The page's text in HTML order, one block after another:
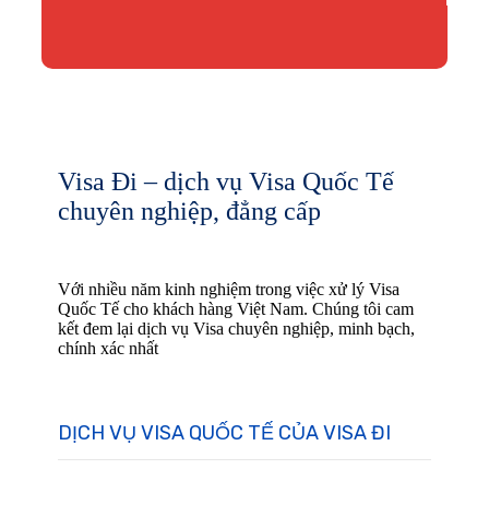
Visa Đi – dịch vụ Visa Quốc Tế
chuyên nghiệp, đẳng cấp
Với nhiều năm kinh nghiệm trong việc xử lý Visa
Quốc Tế cho khách hàng Việt Nam. Chúng tôi cam
kết đem lại dịch vụ Visa chuyên nghiệp, minh bạch,
chính xác nhất
DỊCH VỤ VISA QUỐC TẾ CỦA VISA ĐI